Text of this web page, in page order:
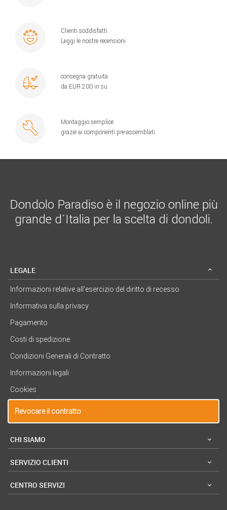
Clienti soddisfatti
Leggi le nostre recensioni
consegna gratuita
da EUR 200 in su
Montaggio semplice
grazie ai componenti pre-assemblati
Dondolo Paradiso è il negozio online più
grande d´Italia per la scelta di dondoli.
LEGALE
Informazioni relative all’esercizio del diritto di recesso
Informativa sulla privacy
Pagamento
Costi di spedizione
Condizioni Generali di Contratto
Informazioni legali
Cookies
Revocare il contratto
CHI SIAMO
SERVIZIO CLIENTI
CENTRO SERVIZI